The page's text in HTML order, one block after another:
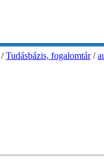
/Tudásbázis, fogalomtár/